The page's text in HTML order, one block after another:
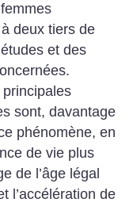
deux tiers de
et des
sont, davantage
phénomène, en
de vie plus
de l’âge légal
l’accélération de